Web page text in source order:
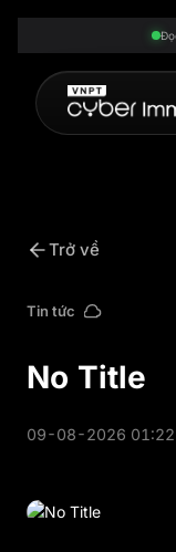
Trở về
Tin tức
No Title
09-08-2026 01:22